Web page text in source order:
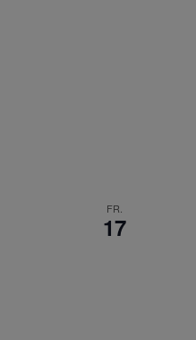
FR.
17